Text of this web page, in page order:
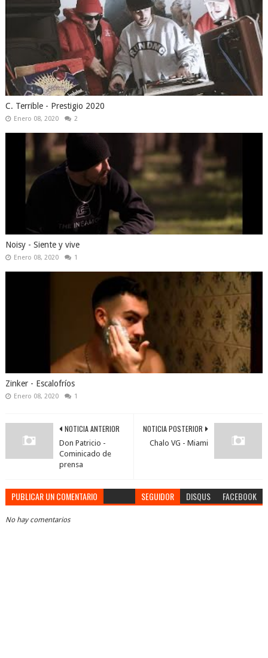
C. Terrible - Prestigio 2020
Enero 08, 2020 2
Noisy - Siente y vive
Enero 08, 2020 1
Zinker - Escalofríos
Enero 08, 2020 1
NOTICIA POSTERIOR
Chalo VG - Miami
NOTICIA ANTERIOR
Don Patricio -
Cominicado de
prensa
PUBLICAR UN COMENTARIO SEGUIDOR DISQUS FACEBOOK
No hay comentarios